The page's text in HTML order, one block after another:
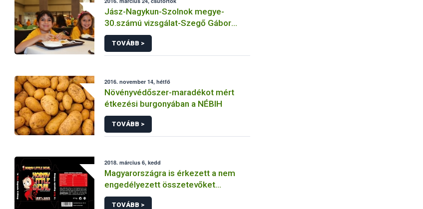
Jász-Nagykun-Szolnok megye-
30.számú vizsgálat-Szegő Gábor
Általános Iskola
TOVÁBB >
2016. november 14, hétfő
Növényvédőszer-maradékot mért
étkezési burgonyában a NÉBIH
TOVÁBB >
2018. március 6, kedd
Magyarországra is érkezett a nem
engedélyezett összetevőket
tartalmazó afrodiziákumból
TOVÁBB >